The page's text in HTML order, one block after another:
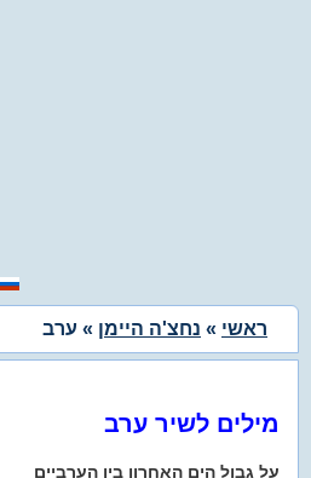
ראשי » נחצ'ה היימן » ערב
מילים לשיר ערב
על גבול הים האחרון בין הערביים